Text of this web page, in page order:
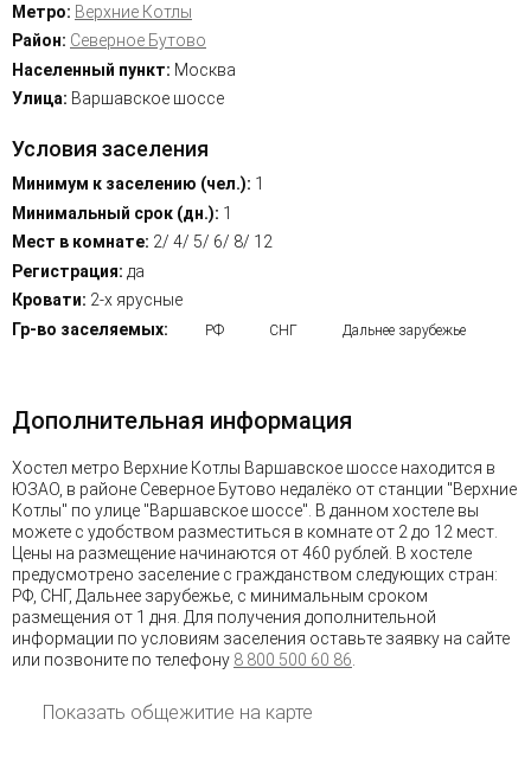
Метро: Верхние Котлы
Район: Северное Бутово
Населенный пункт: Москва
Улица: Варшавское шоссе
Условия заселения
Минимум к заселению (чел.): 1
Минимальный срок (дн.): 1
Мест в комнате: 2/ 4/ 5/ 6/ 8/ 12
Регистрация: да
Кровати: 2-х ярусные
Гр-во заселяемых:
РФ СНГ Дальнее зарубежье
Дополнительная информация
Хостел метро Верхние Котлы Варшавское шоссе находится в
ЮЗАО, в районе Северное Бутово недалёко от станции "Верхние
Котлы" по улице "Варшавское шоссе". В данном хостеле вы
можете с удобством разместиться в комнате от 2 до 12 мест.
Цены на размещение начинаются от 460 рублей. В хостеле
предусмотрено заселение с гражданством следующих стран:
РФ, СНГ, Дальнее зарубежье, с минимальным сроком
размещения от 1 дня. Для получения дополнительной
информации по условиям заселения оставьте заявку на сайте
или позвоните по телефону 8 800 500 60 86
Показать общежитие на карте